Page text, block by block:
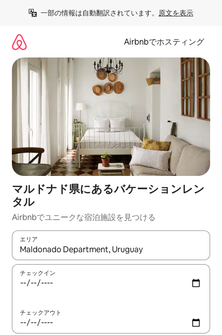
一部の情報は自動翻訳されています。 原文を表示
Airbnbでホスティング
マルドナド県にあるバケーションレン
タル
Airbnbでユニークな宿泊施設を見つける
エリア
検索結果が表示されたら、上下の矢印キーを使って移動するか
チェックイン
チェックアウト